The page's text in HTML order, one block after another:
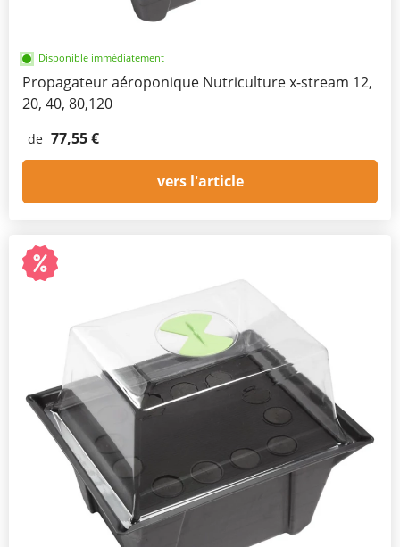
Disponible immédiatement
Propagateur aéroponique Nutriculture x-stream 12,
20, 40, 80,120
de 77,55 €
vers l'article